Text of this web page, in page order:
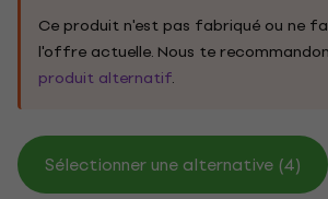
Ce produit n'est pas fabriqué ou ne
l'offre actuelle. Nous te
produit alternatif.
Sélectionner une alternative (4)